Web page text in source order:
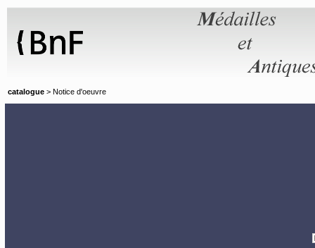
catalogue > Notice d'oeuvre